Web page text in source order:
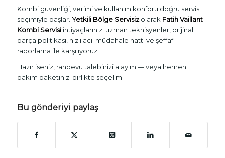
Kombi güvenliği, verimi ve kullanım konforu doğru servis
seçimiyle başlar. Yetkili Bölge Servisizolarak Fatih Vaillant
Kombi Servisiihtiyaçlarınızı uzman teknisyenler, orijinal
parça politikası, hızlı acil müdahale hattı ve şeffaf
raporlama ile karşılıyoruz.
Hazır iseniz, randevu talebinizi alayım — veya hemen
bakım paketinizi birlikte seçelim.
Bu gönderiyi paylaş